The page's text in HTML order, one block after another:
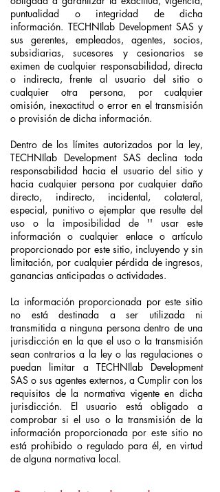
puntualidad o integridad de dicha
información. TECHNIlab Development SAS y
sus gerentes, empleados, agentes, socios,
subsidiarias, sucesores y cesionarios se
eximen de cualquier responsabilidad, directa
o indirecta, frente al usuario del sitio o
cualquier otra persona, por cualquier
omisión, inexactitud o error en el transmisión
o provisión de dicha información.
Dentro de los límites autorizados por la ley,
TECHNIlab Development SAS declina toda
responsabilidad hacia el usuario del sitio y
hacia cualquier persona por cualquier daño
directo, indirecto, incidental, colateral,
especial, punitivo o ejemplar que resulte del
uso o la imposibilidad de '' usar este
información o cualquier enlace o artículo
proporcionado por este sitio, incluyendo y sin
limitación, por cualquier pérdida de ingresos,
ganancias anticipadas o actividades.
La información proporcionada por este sitio
no está destinada a ser utilizada ni
transmitida a ninguna persona dentro de una
jurisdicción en la que el uso o la transmisión
sean contrarios a la ley o las regulaciones o
puedan limitar a TECHNIlab Development
SAS o sus agentes externos, a Cumplir con los
requisitos de la normativa vigente en dicha
jurisdicción. El usuario está obligado a
comprobar si el uso o la transmisión de la
información proporcionada por este sitio no
está prohibido o regulado para él, en virtud
de alguna normativa local.